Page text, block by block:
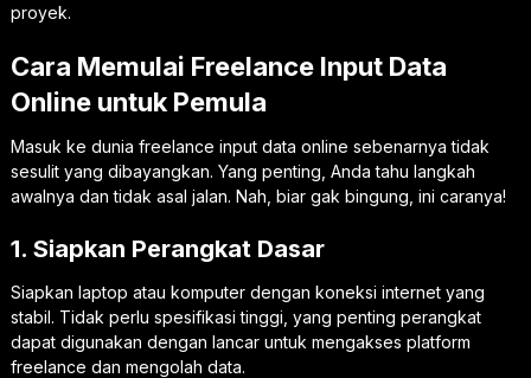
proyek.
Cara Memulai Freelance Input Data
Online untuk Pemula
Masuk ke dunia freelance input data online sebenarnya tidak
sesulit yang dibayangkan. Yang penting, Anda tahu langkah
awalnya dan tidak asal jalan. Nah, biar gak bingung, ini caranya!
1. Siapkan Perangkat Dasar
Siapkan laptop atau komputer dengan koneksi internet yang
stabil. Tidak perlu spesifikasi tinggi, yang penting perangkat
dapat digunakan dengan lancar untuk mengakses platform
freelance dan mengolah data.